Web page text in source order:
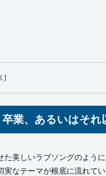
業、あるいはそれ
美しいラブソングのよう
なテーマが根底に流れてい